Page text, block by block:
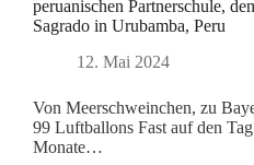
peruanischen Partnerschule,
Sagrado in Urubamba, Peru
12. Mai 2024
Von Meerschweinchen, zu
99 Luftballons Fast auf den
Monate…